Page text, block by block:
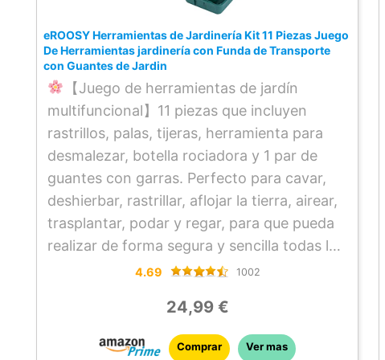
REGALOS JARDINERIA PERFECTO –
Nuestras herramientas de jardinería
esenciales están diseñadas para jardineros
de todas las edades. A los niños,
adolescentes y adultos les encantará pasar
tiempo al aire libre como familia. Kit de
jardinería adultos perfecto para mujeres y
hombres.
ASAS ERGONÓMICAS – El diseño ligero
pero resistente de nuestras jardineria
accesorios para jardinería permite pasar
largos días en tu jardín sin desarrollar
molestias. Las herramientas tienen asas
suaves, contorneadas y ergonómicas que
se adaptan a manos de todos los tamaños,
reduciendo la tensión y proporcionando
eROOSY Herramientas de Jardinería Kit 11 Piezas Juego
De Herramientas jardinería con Funda de Transporte
con Guantes de Jardin
【Juego de herramientas de jardín
multifuncional】11 piezas que incluyen
rastrillos, palas, tijeras, herramienta para
desmalezar, botella rociadora y 1 par de
guantes con garras. Perfecto para cavar,
deshierbar, rastrillar, aflojar la tierra, airear,
trasplantar, podar y regar, para que pueda
realizar de forma segura y sencilla todas las
actividades de jardinería en interiores y
【Diseño ergonómico 】 Mango hecho
de plástico ambiental e impreso con
4.69 1002
24,99 €
Comprar Ver mas